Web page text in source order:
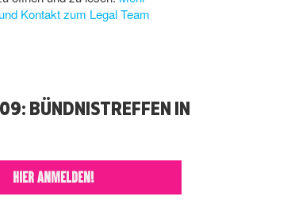
Kontakt zum Legal Team
BÜNDNISTREFFEN IN
HIER ANMELDEN!